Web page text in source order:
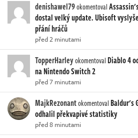
denishawel79okomentoval
dostal velký update. Ubisoft
přání hráčů
před 2 minutami
TopperHarleyokomentoval Diablo 4
na Nintendo Switch 2
před 7 minutami
MajkRezonantokomentoval Baldur's
odhalil překvapivé statistiky
před 8 minutami